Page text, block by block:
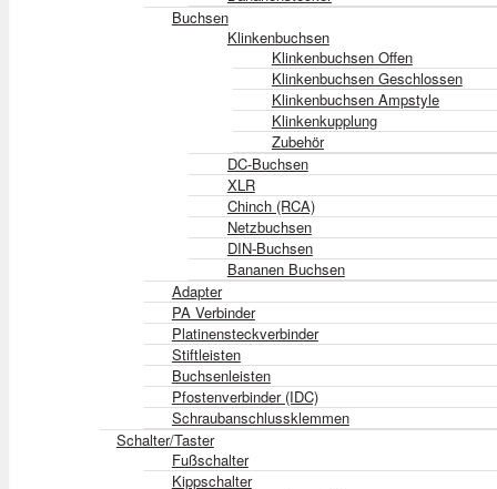
Buchsen
Klinkenbuchsen
Klinkenbuchsen Offen
Klinkenbuchsen Geschlossen
Klinkenbuchsen Ampstyle
Klinkenkupplung
Zubehör
DC-Buchsen
XLR
Chinch (RCA)
Netzbuchsen
DIN-Buchsen
Bananen Buchsen
Adapter
PA Verbinder
Platinensteckverbinder
Stiftleisten
Buchsenleisten
Pfostenverbinder (IDC)
Schraubanschlussklemmen
Schalter/Taster
Fußschalter
Kippschalter